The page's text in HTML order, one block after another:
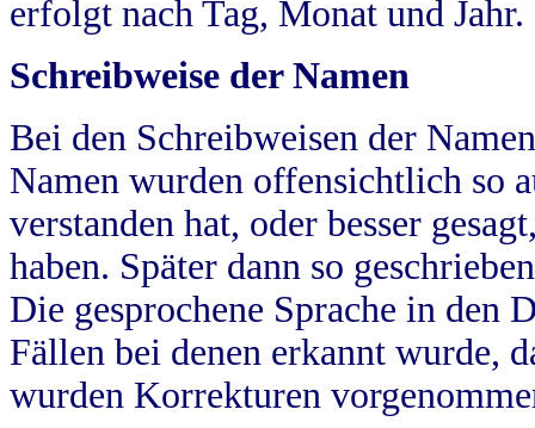
erfolgt nach Tag, Monat und Jahr.
Schreibweise der Namen
Bei den Schreibweisen der
Namen wurden offensichtlich so
verstanden hat, oder besser
haben. Später dann so
Die gesprochene Sprache in
Fällen bei denen erkannt wurde,
wurden Korrekturen